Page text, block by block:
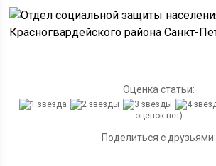
Оценка статьи:
оценок нет)
Поделиться с друзьями: